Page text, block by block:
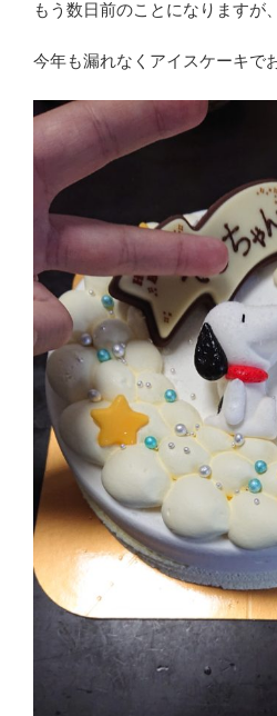
もう数日前のことになりますが
今年も漏れなくアイスケーキで